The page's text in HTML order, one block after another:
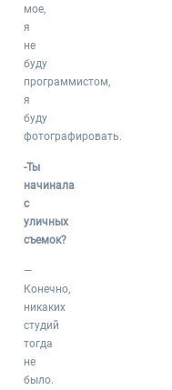
мое,
я
не
буду
программистом,
я
буду
фотографировать.
-Ты
начинала
с
уличных
съемок?
—
Конечно,
никаких
студий
тогда
не
было.